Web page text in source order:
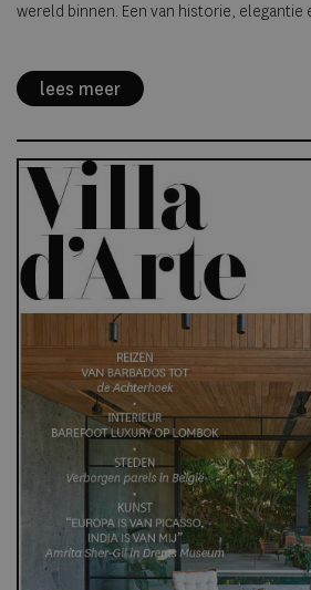
wereld binnen. Een van historie, elegantie
lees meer